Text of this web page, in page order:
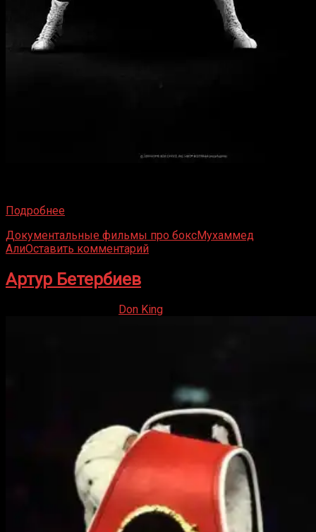
Подробнее
Документальные фильмы про боксМухаммед
АлиОставить комментарий
Артур Бетербиев
Don King